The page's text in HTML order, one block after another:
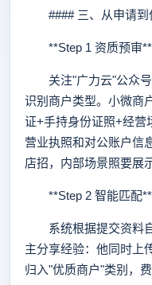
#### 三、从申请到
**Step 1 资质预审**
关注"广力云"公众号
识别商户类型。小微商
证+手持身份证照+经营
营业执照和对公账户信
店招，内部场景照要展
**Step 2 智能匹配**
系统根据提交资料自
主分享经验：他同时上
归入"优质商户"类别，